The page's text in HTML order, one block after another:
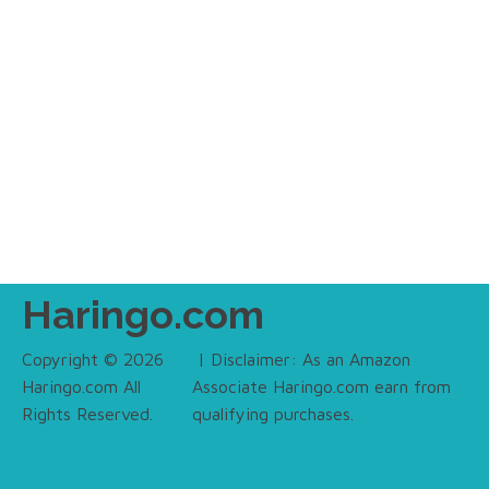
Haringo.com
Copyright © 2026
Haringo.com All
Rights Reserved.
| Disclaimer: As an Amazon
Associate Haringo.com earn from
qualifying purchases.